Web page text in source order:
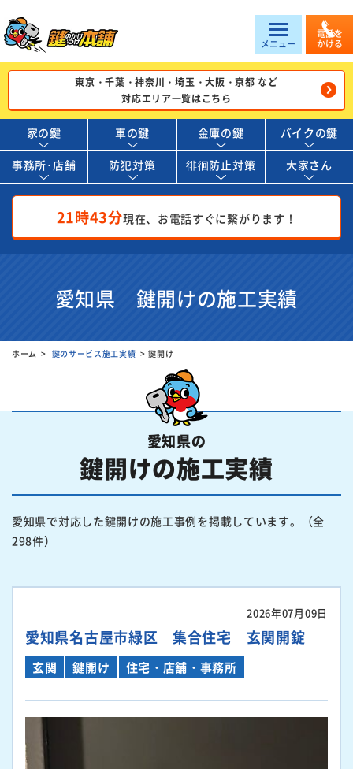
メニュー
電話を
かける
東京・千葉・神奈川・埼玉・大阪・京都 など
対応エリア一覧はこちら
家の鍵 車の鍵 金庫の鍵 バイクの鍵
事務所･店舗 防犯対策 徘徊防止対策 大家さん
21時43分現在、お電話すぐに繋がります！
愛知県 鍵開けの施工実績
ホーム 鍵のサービス施工実績 鍵開け
愛知県の
鍵開けの施工実績
愛知県で対応した鍵開けの施工事例を掲載しています。（全
298件）
2026年07月09日
愛知県名古屋市緑区 集合住宅 玄関開錠
玄関 鍵開け 住宅・店舗・事務所